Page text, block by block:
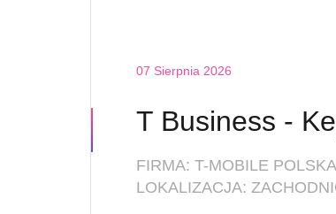
07 Sierpnia 2026
FIRMA: T-MOBILE POLSKA
LOKALIZACJA: